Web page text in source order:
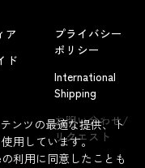
よくあるお問い合わせ
ア
ド
プライバシー
ポリシー
International
Shipping
お問い合わせ/
リクエスト
ンツの最適な提供、ト
用しています。
利用に同意したことも